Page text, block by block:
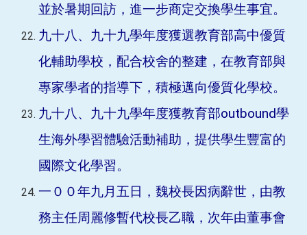
並於暑期回訪，進一步商定交換學生事宜。
九十八、九十九學年度獲選教育部高中優質
化輔助學校，配合校舍的整建，在教育部與
專家學者的指導下，積極邁向優質化學校。
九十八、九十九學年度獲教育部outbound學
生海外學習體驗活動補助，提供學生豐富的
國際文化學習。
一００年九月五日，魏校長因病辭世，由教
務主任周麗修暫代校長乙職，次年由董事會